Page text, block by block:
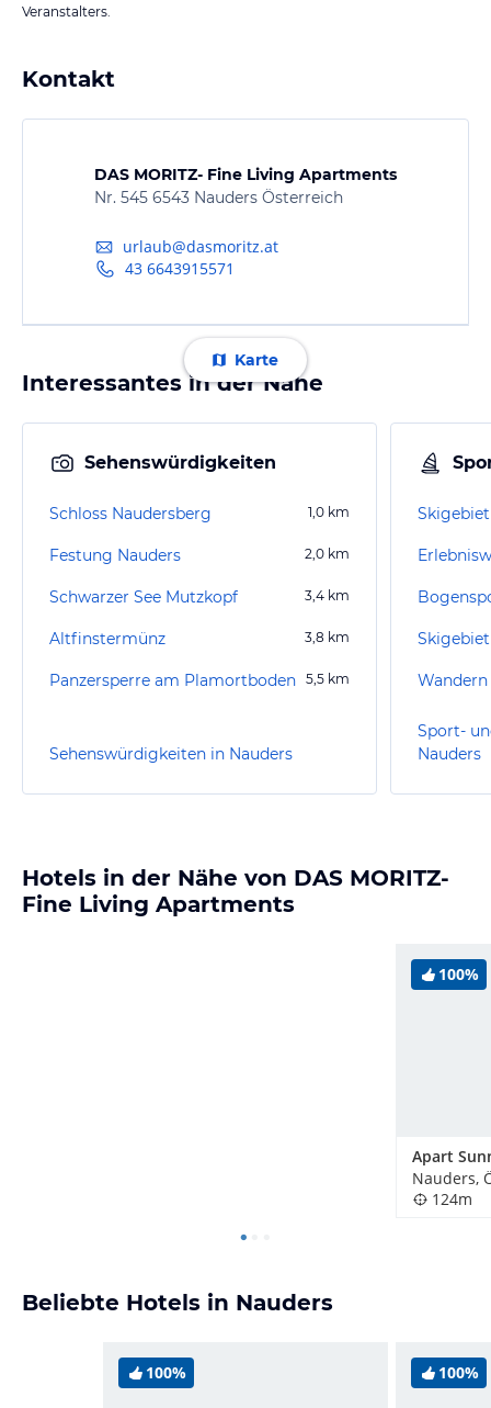
Veranstalters.
Kontakt
DAS MORITZ- Fine Living Apartments
Nr. 545 6543 Nauders Österreich
urlaub@dasmoritz.at
43 6643915571
Karte
Interessantes in der Nähe
Sehenswürdigkeiten
Schloss Naudersberg 1,0 km
Festung Nauders 2,0 km
Schwarzer See Mutzkopf 3,4 km
Altfinstermünz 3,8 km
Panzersperre am Plamortboden 5,5 km
Sehenswürdigkeiten in Nauders
Sport-
Nauders
Hotels in der Nähe von DAS MORITZ-
Fine Living Apartments
100%
Apart
Nauders,
124m
Beliebte Hotels in Nauders
100% 100%